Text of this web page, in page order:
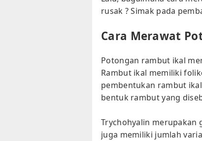
rusak ? Simak pada
Cara Merawat
Potongan rambut ikal
Rambut ikal memiliki
pembentukan rambut
bentuk rambut yang
Trychohyalin
juga memiliki jumlah